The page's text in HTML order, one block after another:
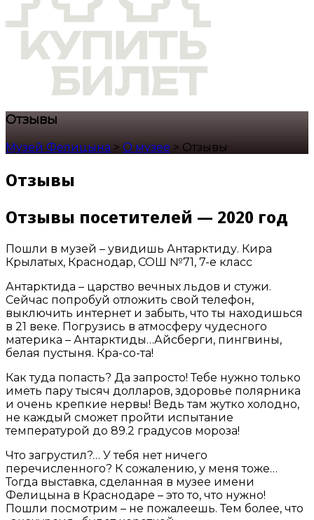
Отзывы
Музей Фелицына > О музее > Отзывы
Отзывы
Отзывы посетителей — 2020 год
Пошли в музей – увидишь Антарктиду. Кира
Крылатых, Краснодар, СОШ №71, 7-е класс
Антарктида – царство вечных льдов и стужи.
Сейчас попробуй отложить свой телефон,
выключить интернет и забыть, что ты находишься
в 21 веке. Погрузись в атмосферу чудесного
материка – Антарктиды…Айсберги, пингвины,
белая пустыня. Кра-со-та!
Как туда попасть? Да запросто! Тебе нужно только
иметь пару тысяч долларов, здоровье полярника
и очень крепкие нервы! Ведь там жутко холодно,
не каждый сможет пройти испытание
температурой до 89.2 градусов мороза!
Что загрустил?… У тебя нет ничего
перечисленного? К сожалению, у меня тоже…
Тогда выставка, сделанная в музее имени
Фелицына в Краснодаре – это то, что нужно!
Пошли посмотрим – не пожалеешь. Тем более, что